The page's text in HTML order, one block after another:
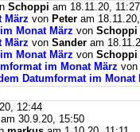
Schoppi am 18.11.20, 11:27
März von Peter am
Monat März von Schoppi
März von Sander am
Monat März von Schoppi
im Monat März von
Datumformat im Monat
12:44
am 30.9.20, 15:50